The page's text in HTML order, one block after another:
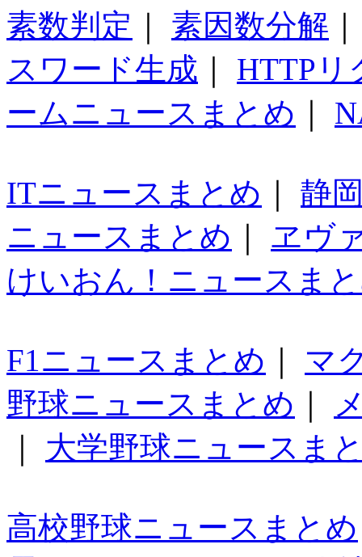
素数判定 素因数分解
スワード生成
HTTPリ
ームニュースまとめ
ITニュースまとめ
静
ニュースまとめ
ヱヴ
けいおん！ニュースま
F1ニュースまとめ
マ
野球ニュースまとめ
大学野球ニュースま
高校野球ニュースまとめ